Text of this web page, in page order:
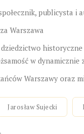
publicysta i
Warszawa
w
Warszawy oraz
Jarosław Sujecki